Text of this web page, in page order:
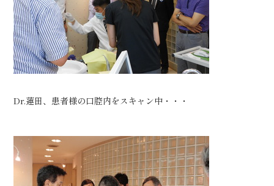
Dr.蓮田、患者様の口腔内をスキャン中・・・